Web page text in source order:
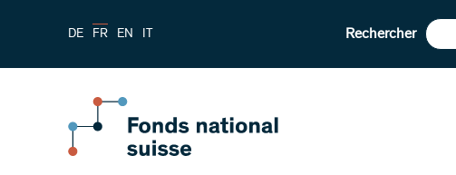
DE FR EN IT Rechercher